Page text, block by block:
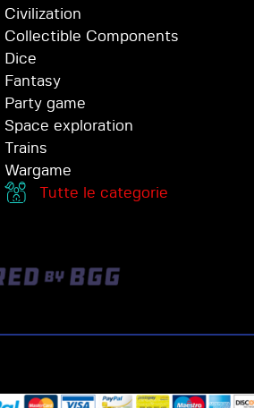
Civilization
Collectible Components
Dice
Fantasy
Party game
Space exploration
Trains
Wargame
Tutte le categorie